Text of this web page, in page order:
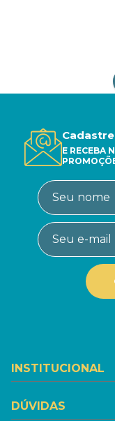
E RECEBA
INSTITUCIONAL
DÚVIDAS